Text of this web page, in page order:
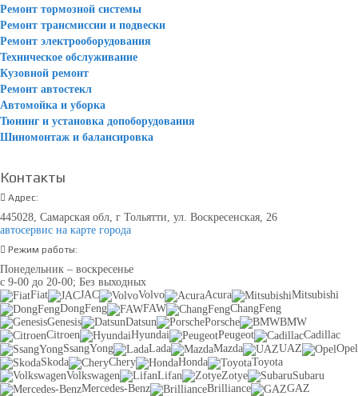
Ремонт тормозной системы
Ремонт трансмиссии и подвески
Ремонт электрооборудования
Техническое обслуживание
Кузовной ремонт
Ремонт автостекл
Автомойка и уборка
Тюнинг и установка допоборудования
Шиномонтаж и балансировка
Контакты
Адрес:
445028, Самарская обл, г Тольятти, ул. Воскресенская, 26
автосервис на карте города
Режим работы:
Понедельник – воскресенье
с 9-00 до 20-00; Без выходных
Fiat
JAC Volvo Acura
Mitsubishi
DongFeng
FAW
ChangFeng
Genesis
Datsun Porsche
BMW
Citroen
Hyundai Peugeot
Cadillac
SsangYong
Lada Mazda UAZ
Opel
Skoda
Chery Honda
Toyota
Volkswagen
Lifan Zotye
Subaru
Mercedes-Benz
Brilliance GAZ